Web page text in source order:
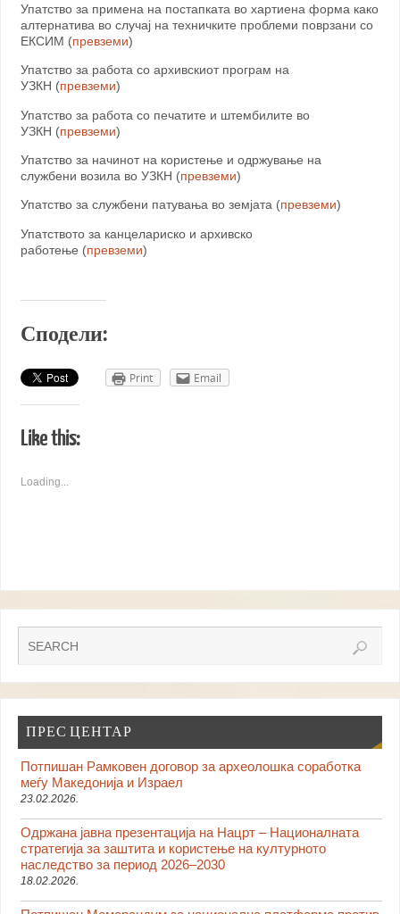
Упатство за примена на постапката во хартиена форма како
алтернатива во случај на техничките проблеми поврзани со
ЕКСИМ (превземи)
Упатство за работа со архивскиот програм на
УЗКН (превземи)
Упатство за работа со печатите и штембилите во
УЗКН (превземи)
Упатство за начинот на користење и одржување на
службени возила во УЗКН (превземи)
Упатство за службени патувања во земјата (превземи)
Упатството за канцелариско и архивско
работење (превземи)
Сподели:
Print Email
Like this:
Loading...
ПРЕС ЦЕНТАР
Потпишан Рамковен договор за археолошка соработка
меѓу Македонија и Израел
23.02.2026.
Одржана јавна презентација на Нацрт – Националната
стратегија за заштита и користење на културното
наследство за период 2026–2030
18.02.2026.